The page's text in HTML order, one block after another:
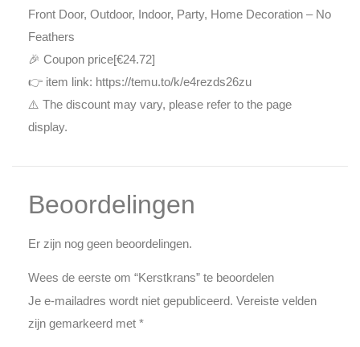
Front Door, Outdoor, Indoor, Party, Home Decoration – No
Feathers
🎉 Coupon price[€24.72]
👉 item link: https://temu.to/k/e4rezds26zu
⚠️ The discount may vary, please refer to the page
display.
Beoordelingen
Er zijn nog geen beoordelingen.
Wees de eerste om “Kerstkrans” te beoordelen
Je e-mailadres wordt niet gepubliceerd. Vereiste velden
zijn gemarkeerd met *